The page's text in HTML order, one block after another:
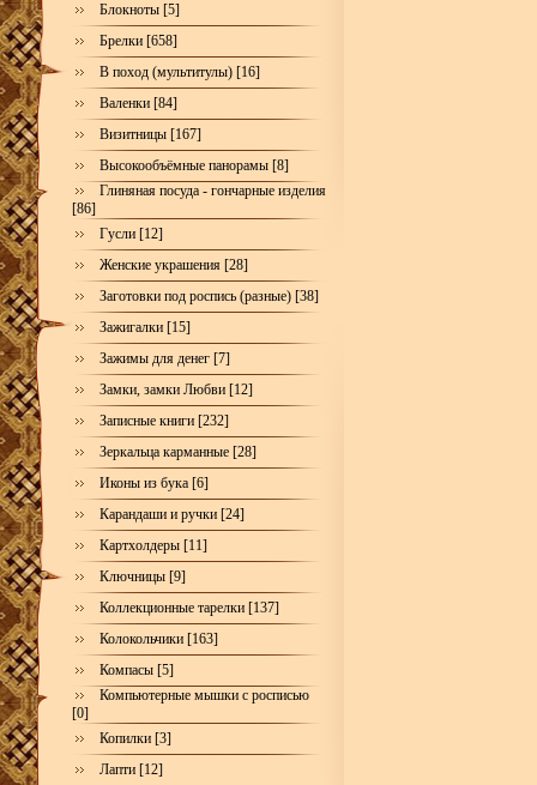
Блокноты [5]
Брелки [658]
В поход (мультитулы) [16]
Валенки [84]
Визитницы [167]
Высокообъёмные панорамы [8]
Глиняная посуда - гончарные изделия
[86]
Гусли [12]
Женские украшения [28]
Заготовки под роспись (разные) [38]
Зажигалки [15]
Зажимы для денег [7]
Замки, замки Любви [12]
Записные книги [232]
Зеркальца карманные [28]
Иконы из бука [6]
Карандаши и ручки [24]
Картхолдеры [11]
Ключницы [9]
Коллекционные тарелки [137]
Колокольчики [163]
Компасы [5]
Компьютерные мышки с росписью
[0]
Копилки [3]
Лапти [12]